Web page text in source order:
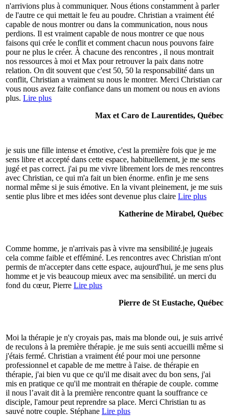
n'arrivions plus à communiquer. Nous étions constamment à parler
de l'autre ce qui mettait le feu au poudre. Christian a vraiment été
capable de nous montrer ou dans la communication, nous nous
perdions. Il est vraiment capable de nous montrer ce que nous
faisons qui crée le conflit et comment chacun nous pouvons faire
pour ne plus le créer. À chacune des rencontres , il nous montrait
nos ressources à moi et Max pour retrouver la paix dans notre
relation. On dit souvent que c'est 50, 50 la responsabilité dans un
conflit, Christian a vraiment su nous le montrer. Merci Christian car
vous nous avez faite confiance dans un moment ou nous en avions
plus. Lire plus
Max et Caro de Laurentides, Québec
je suis une fille intense et émotive, c'est la première fois que je me
sens libre et accepté dans cette espace, habituellement, je me sens
jugé et pas correct. j'ai pu me vivre librement lors de mes rencontres
avec Christian, ce qui m'a fait un bien énorme. enfin je me sens
normal même si je suis émotive. En la vivant pleinement, je me suis
sentie plus libre et mes idées sont devenue plus claire Lire plus
Katherine de Mirabel, Québec
Comme homme, je n'arrivais pas à vivre ma sensibilité.je jugeais
cela comme faible et efféminé. Les rencontres avec Christian m'ont
permis de m'accepter dans cette espace, aujourd'hui, je me sens plus
homme et je vis beaucoup mieux avec ma sensibilité. un merci du
fond du cœur, Pierre Lire plus
Pierre de St Eustache, Québec
Moi la thérapie je n'y croyais pas, mais ma blonde oui, je suis arrivé
de reculons à la première thérapie. je me suis senti accueilli même si
j'étais fermé. Christian a vraiment été pour moi une personne
professionnel et capable de me mettre à l'aise. de thérapie en
thérapie, j'ai bien vu que ce qu'il me disait avec du bon sens, j'ai
mis en pratique ce qu'il me montrait en thérapie de couple. comme
il nous l’avait dit à la première rencontre quant la souffrance ce
disciple, l'amour peut reprendre sa place. Merci Christian tu as
sauvé notre couple. Stéphane Lire plus